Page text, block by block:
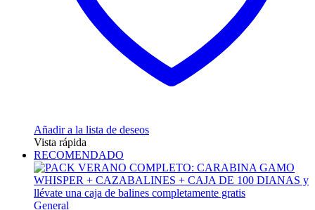
Añadir a la lista de deseos
Vista rápida
RECOMENDADO
General